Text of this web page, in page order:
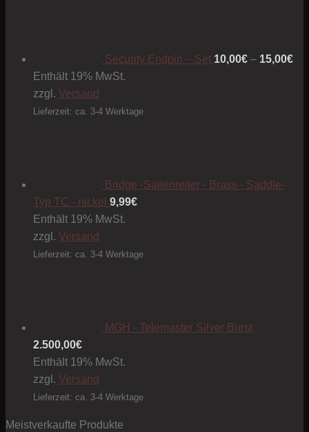
Security Endpin – Set 10,00€ – 15,00€
Enthält 19% MwSt.
zzgl. Versand
Lieferzeit: ca. 3-4 Werktage
Bridge -Saitenreiter - Brass - Saddle-
Typ TC - nickel 9,99€
Enthält 19% MwSt.
zzgl. Versand
Lieferzeit: ca. 3-4 Werktage
MGH - Telemaster Silver Burst
2.500,00€
Enthält 19% MwSt.
zzgl. Versand
Lieferzeit: ca. 3-4 Werktage
Meistverkaufte Produkte